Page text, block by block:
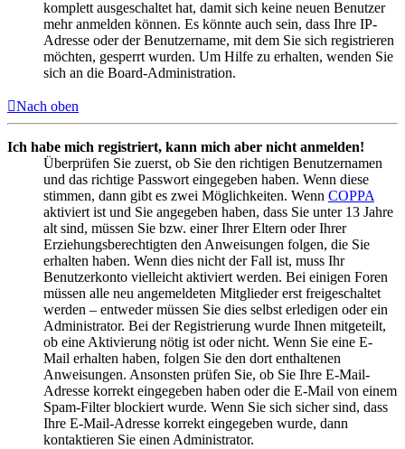
komplett ausgeschaltet hat, damit sich keine neuen Benutzer
mehr anmelden können. Es könnte auch sein, dass Ihre IP-
Adresse oder der Benutzername, mit dem Sie sich registrieren
möchten, gesperrt wurden. Um Hilfe zu erhalten, wenden Sie
sich an die Board-Administration.
Nach oben
Ich habe mich registriert, kann mich aber nicht anmelden!
Überprüfen Sie zuerst, ob Sie den richtigen Benutzernamen
und das richtige Passwort eingegeben haben. Wenn diese
stimmen, dann gibt es zwei Möglichkeiten. Wenn COPPA
aktiviert ist und Sie angegeben haben, dass Sie unter 13 Jahre
alt sind, müssen Sie bzw. einer Ihrer Eltern oder Ihrer
Erziehungsberechtigten den Anweisungen folgen, die Sie
erhalten haben. Wenn dies nicht der Fall ist, muss Ihr
Benutzerkonto vielleicht aktiviert werden. Bei einigen Foren
müssen alle neu angemeldeten Mitglieder erst freigeschaltet
werden – entweder müssen Sie dies selbst erledigen oder ein
Administrator. Bei der Registrierung wurde Ihnen mitgeteilt,
ob eine Aktivierung nötig ist oder nicht. Wenn Sie eine E-
Mail erhalten haben, folgen Sie den dort enthaltenen
Anweisungen. Ansonsten prüfen Sie, ob Sie Ihre E-Mail-
Adresse korrekt eingegeben haben oder die E-Mail von einem
Spam-Filter blockiert wurde. Wenn Sie sich sicher sind, dass
Ihre E-Mail-Adresse korrekt eingegeben wurde, dann
kontaktieren Sie einen Administrator.